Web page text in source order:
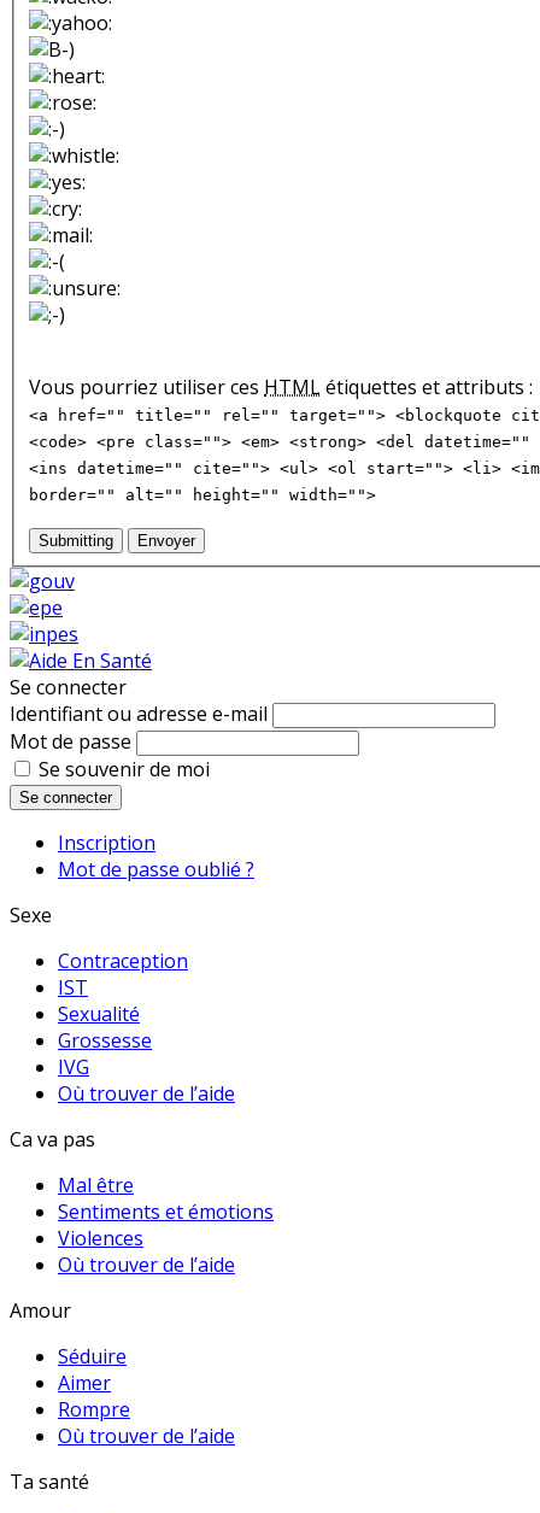
Vous pourriez utiliser ces HTMLétiquettes et attributs :
<a href="" title="" rel="" target=""> <blockquote
<code> <pre class=""> <em> <strong> <del
<ins datetime="" cite=""> <ul> <ol start=""> <li>
border="" alt="" height="" width="">
Submitting Envoyer
Se connecter
Identifiant ou adresse e-mail
Mot de passe
Se souvenir de moi
Se connecter
Inscription
Mot de passe oublié ?
Sexe
Contraception
IST
Sexualité
Grossesse
IVG
Où trouver de l’aide
Ca va pas
Mal être
Sentiments et émotions
Violences
Où trouver de l’aide
Amour
Séduire
Aimer
Rompre
Où trouver de l’aide
Ta santé